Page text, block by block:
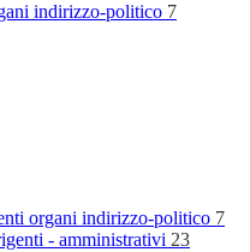
indirizzo-politico 7
organi indirizzo-politico 7
- amministrativi 23